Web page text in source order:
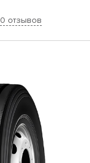
0 отзывов